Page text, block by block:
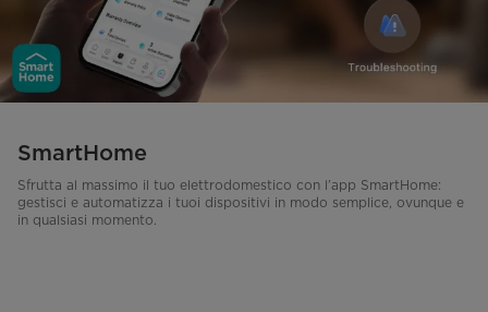
SmartHome
Sfrutta al massimo il tuo elettrodomestico con l’app SmartHome:
gestisci e automatizza i tuoi dispositivi in modo semplice, ovunque e
in qualsiasi momento.